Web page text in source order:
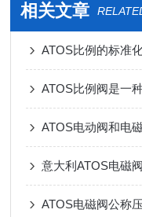
相关文章
ATOS比例的标准
ATOS比例阀是一
ATOS电动阀和电
意大利ATOS电磁
ATOS电磁阀公称